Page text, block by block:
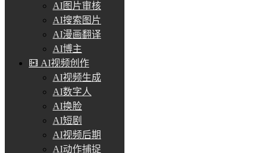
AI图片审核
AI搜索图片
AI漫画翻译
AI博主
AI视频创作
AI视频生成
AI数字人
AI换脸
AI短剧
AI视频后期
AI动作捕捉